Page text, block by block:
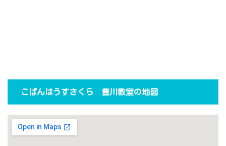
こぱんはうすさくら 豊川教室の地図